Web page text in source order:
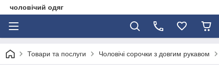
чоловічий одяг
Товари та послуги Чоловічі сорочки з довгим рукавом